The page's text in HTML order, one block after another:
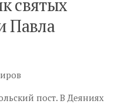
святых
Павла
пост. В Деяниях